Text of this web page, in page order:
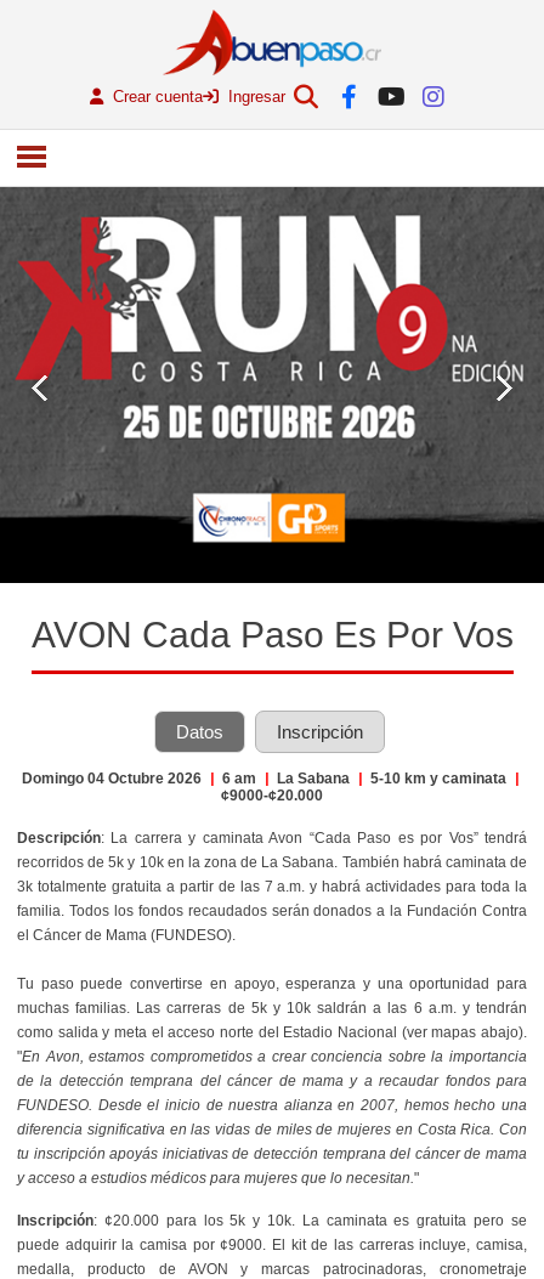
Crear cuenta Ingresar
AVON Cada Paso Es Por Vos
Datos Inscripción
Domingo 04 Octubre 2026 | 6 am | La Sabana | 5-10 km y caminata
|
¢9000-¢20.000
Descripción: La carrera y caminata Avon “Cada Paso es por Vos” tendrá
recorridos de 5k y 10k en la zona de La Sabana. También habrá caminata de
3k totalmente gratuita a partir de las 7 a.m. y habrá actividades para toda la
familia. Todos los fondos recaudados serán donados a la Fundación Contra
el Cáncer de Mama (FUNDESO).
Tu paso puede convertirse en apoyo, esperanza y una oportunidad para
muchas familias.
Las carreras de 5k y 10k saldrán a las 6 a.m. y tendrán
como salida y meta el acceso norte del Estadio Nacional (ver mapas abajo).
"En Avon, estamos comprometidos a crear conciencia sobre la importancia
de la detección temprana del cáncer de mama y a recaudar fondos para
FUNDESO. Desde el inicio de nuestra alianza en 2007, hemos hecho una
diferencia significativa en las vidas de miles de mujeres en Costa Rica. Con
tu inscripción apoyás iniciativas de detección temprana del cáncer de mama
y acceso a estudios médicos para mujeres que lo necesitan. "
Inscripción: ¢20.000 para los 5k y 10k. La caminata es gratuita pero se
puede adquirir la camisa por ¢9000. El kit de las carreras incluye , camisa,
medalla, producto de AVON y marcas patrocinadoras, cronometraje